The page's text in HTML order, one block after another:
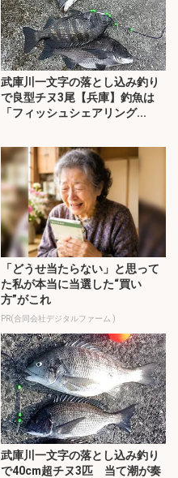
武庫川一文字の落とし込み釣り
で良型チヌ3尾【兵庫】釣魚は
「フィッシュシェアリング...
「どうせ当たらない」と思って
た私が本当に当選した“買い
方”がこれ
PR(合同会社デジタルファーム )
武庫川一文字の落とし込み釣り
で40cm超チヌ3匹 当て潮が奏